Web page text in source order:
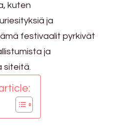
kuten
ja
festivaalit pyrkivät
ja
siteitä.